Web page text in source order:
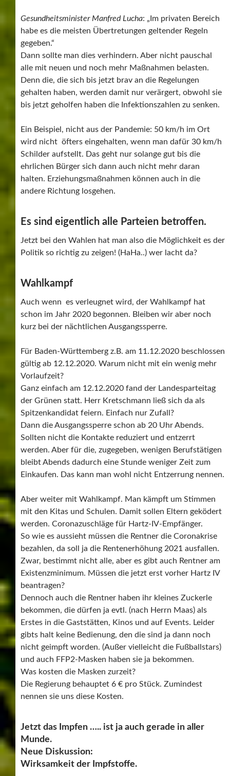
Gesundheitsminister Manfred Lucha: „Im privaten Bereich
habe es die meisten Übertretungen geltender Regeln
gegeben.“
Dann sollte man dies verhindern. Aber nicht pauschal
alle mit neuen und noch mehr Maßnahmen belasten.
Denn die, die sich bis jetzt brav an die Regelungen
gehalten haben, werden damit nur verärgert, obwohl sie
bis jetzt geholfen haben die Infektionszahlen zu senken.
Ein Beispiel, nicht aus der Pandemie: 50 km/h im Ort
wird nicht öfters eingehalten, wenn man dafür 30 km/h
Schilder aufstellt. Das geht nur solange gut bis die
ehrlichen Bürger sich dann auch nicht mehr daran
halten. Erziehungsmaßnahmen können auch in die
andere Richtung losgehen.
Es sind eigentlich alle Parteien betroffen.
Jetzt bei den Wahlen hat man also die Möglichkeit es der
Politik so richtig zu zeigen! (HaHa..) wer lacht da?
Wahlkampf
Auch wenn es verleugnet wird, der Wahlkampf hat
schon im Jahr 2020 begonnen. Bleiben wir aber noch
kurz bei der nächtlichen Ausgangssperre.
Für Baden-Württemberg z.B. am 11.12.2020 beschlossen
gültig ab 12.12.2020. Warum nicht mit ein wenig mehr
Vorlaufzeit?
Ganz einfach am 12.12.2020 fand der Landesparteitag
der Grünen statt. Herr Kretschmann ließ sich da als
Spitzenkandidat feiern. Einfach nur Zufall?
Dann die Ausgangssperre schon ab 20 Uhr Abends.
Sollten nicht die Kontakte reduziert und entzerrt
werden. Aber für die, zugegeben, wenigen Berufstätigen
bleibt Abends dadurch eine Stunde weniger Zeit zum
Einkaufen. Das kann man wohl nicht Entzerrung nennen.
Aber weiter mit Wahlkampf. Man kämpft um Stimmen
mit den Kitas und Schulen. Damit sollen Eltern geködert
werden. Coronazuschläge für Hartz-IV-Empfänger.
So wie es aussieht müssen die Rentner die Coronakrise
bezahlen, da soll ja die Rentenerhöhung 2021 ausfallen.
Zwar, bestimmt nicht alle, aber es gibt auch Rentner am
Existenzminimum. Müssen die jetzt erst vorher Hartz IV
beantragen?
Dennoch auch die Rentner haben ihr kleines Zuckerle
bekommen, die dürfen ja evtl. (nach Herrn Maas) als
Erstes in die Gaststätten, Kinos und auf Events. Leider
gibts halt keine Bedienung, den die sind ja dann noch
nicht geimpft worden. (Außer vielleicht die Fußballstars)
und auch FFP2-Masken haben sie ja bekommen.
Was kosten die Masken zurzeit?
Die Regierung behauptet 6 € pro Stück. Zumindest
nennen sie uns diese Kosten.
Jetzt das Impfen ….. ist ja auch gerade in aller
Munde.
Neue Diskussion:
Wirksamkeit der Impfstoffe.